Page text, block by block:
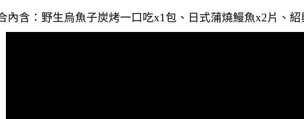
內含：野生烏魚子炭烤一口吃x1包、日式蒲燒鰻魚x2片、